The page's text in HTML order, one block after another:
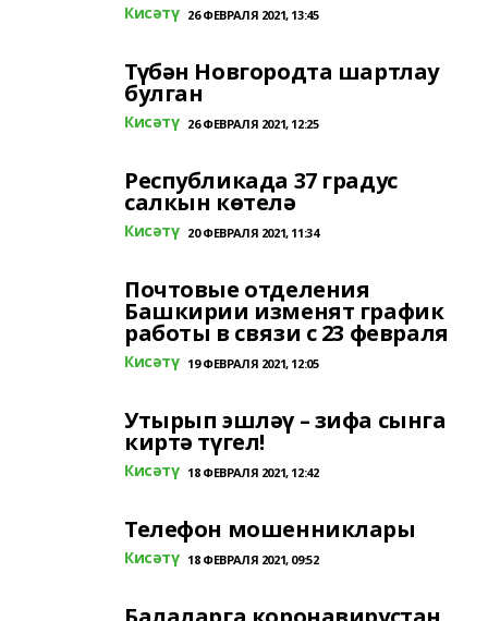
Кисәтү 26 ФЕВРАЛЯ 2021, 13:45
Түбән Новгородта шартлау
булган
Кисәтү 26 ФЕВРАЛЯ 2021, 12:25
Республикада 37 градус
салкын көтелә
Кисәтү 20 ФЕВРАЛЯ 2021, 11:34
Почтовые отделения
Башкирии изменят график
работы в связи с 23 февраля
Кисәтү 19 ФЕВРАЛЯ 2021, 12:05
Утырып эшләү – зифа сынга
киртә түгел!
Кисәтү 18 ФЕВРАЛЯ 2021, 12:42
Телефон мошенниклары
Кисәтү 18 ФЕВРАЛЯ 2021, 09:52